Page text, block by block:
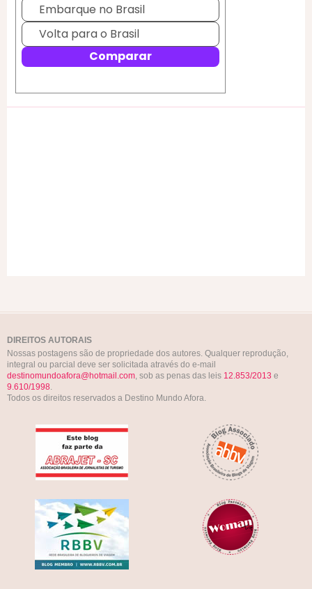
DIREITOS AUTORAIS
Nossas postagens são de propriedade dos autores. Qualquer reprodução,
integral ou parcial deve ser solicitada através do e-mail
destinomundoafora@hotmail.com, sob as penas das leis 12.853/2013 e
9.610/1998.
Todos os direitos reservados a Destino Mundo Afora.